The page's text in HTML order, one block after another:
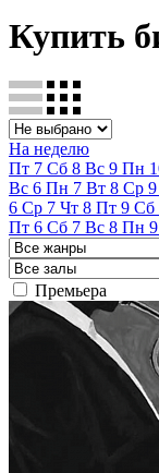
Купить
На неделю
Пт 7 Сб 8 Вс 9 Пн
Вс 6 Пн 7 Вт 8 Ср 9
6 Ср 7 Чт 8 Пт 9 Сб
Пт 6 Сб 7 Вс 8 Пн 9
Премьера